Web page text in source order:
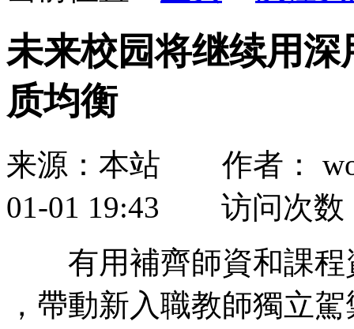
未来校园将继续用
质均衡
来源：本站 作者：
01-01 19:43 访问次数
有用補齊師資和課程資源
，帶動新入職教師獨立